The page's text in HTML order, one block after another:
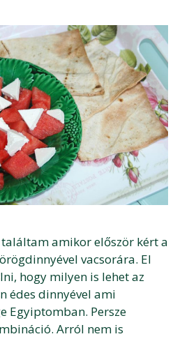
amikor először kért a
vacsorára. El
hogy milyen is lehet az
édes dinnyével ami
Egyiptomban. Persze
Arról nem is